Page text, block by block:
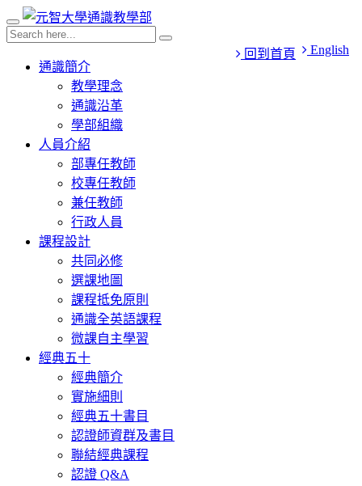
English
回到首頁
通識簡介
教學理念
通識沿革
學部組織
人員介紹
部專任教師
校專任教師
兼任教師
行政人員
課程設計
共同必修
選課地圖
課程抵免原則
通識全英語課程
微課自主學習
經典五十
經典簡介
實施細則
經典五十書目
認證師資群及書目
聯結經典課程
認證 Q&A